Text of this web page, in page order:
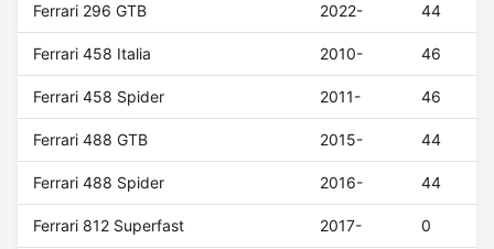
Ferrari 296 GTB 2022- 44
Ferrari 458 Italia 2010- 46
Ferrari 458 Spider 2011- 46
Ferrari 488 GTB 2015- 44
Ferrari 488 Spider 2016- 44
Ferrari 812 Superfast 2017- 0